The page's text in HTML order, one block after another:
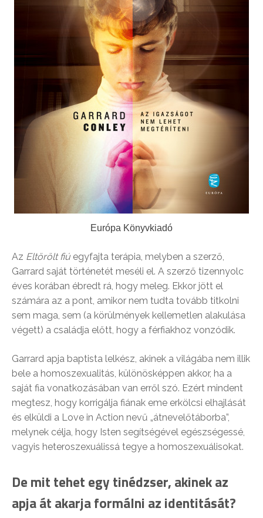
Európa Könyvkiadó
Az Eltörölt fiú egyfajta terápia, melyben a szerző,
Garrard saját történetét meséli el. A szerző tizennyolc
éves korában ébredt rá, hogy meleg. Ekkor jött el
számára az a pont, amikor nem tudta tovább titkolni
sem maga, sem (a körülmények kellemetlen alakulása
végett) a családja előtt, hogy a férfiakhoz vonzódik.
Garrard apja baptista lelkész, akinek a világába nem illik
bele a homoszexualitás, különösképpen akkor, ha a
saját fia vonatkozásában van erről szó. Ezért mindent
megtesz, hogy korrigálja fiának eme erkölcsi elhajlását
és elküldi a Love in Action nevű „átnevelőtáborba”,
melynek célja, hogy Isten segítségével egészségessé,
vagyis heteroszexuálissá tegye a homoszexuálisokat.
De mit tehet egy tinédzser, akinek az
apja át akarja formálni az identitását?